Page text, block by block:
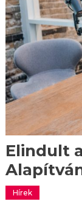
Elindult
Hírek